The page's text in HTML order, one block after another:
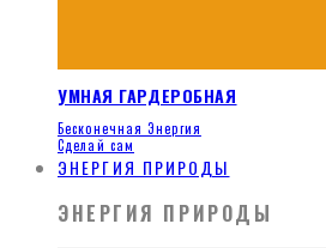
УМНАЯ ГАРДЕРОБНАЯ
Бесконечная Энергия
Сделай сам
ЭНЕРГИЯ ПРИРОДЫ
ЭНЕРГИЯ ПРИРОДЫ